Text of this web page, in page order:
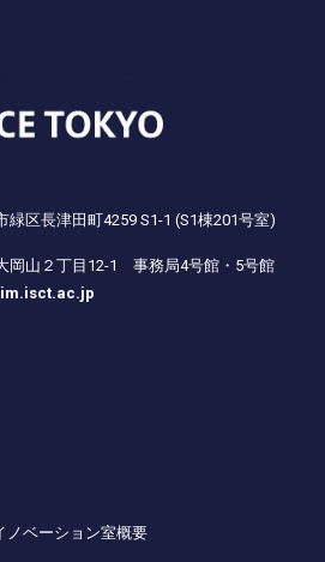
区長津田町4259 S1-1 (S1棟201号室)
岡山２丁目12-1 事務局4号館・5号館
ノベーション室概要